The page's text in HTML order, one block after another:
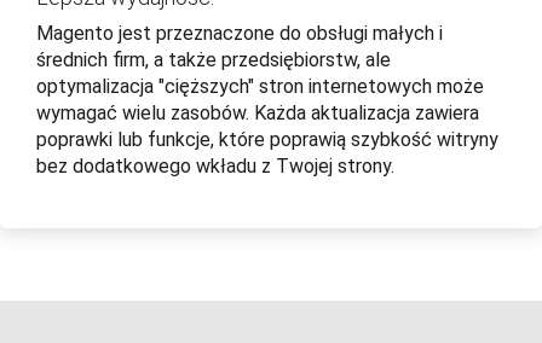
Magento jest przeznaczone do obsługi małych i
średnich firm, a także przedsiębiorstw, ale
optymalizacja "cięższych" stron internetowych może
wymagać wielu zasobów. Każda aktualizacja zawiera
poprawki lub funkcje, które poprawią szybkość witryny
bez dodatkowego wkładu z Twojej strony.